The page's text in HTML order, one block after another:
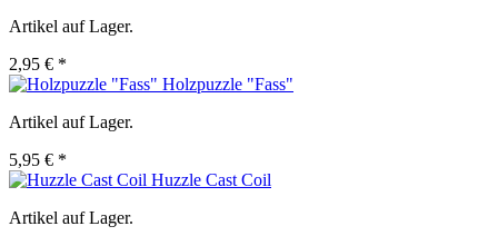
Artikel auf Lager.
2,95 € *
Holzpuzzle "Fass"
Artikel auf Lager.
5,95 € *
Huzzle Cast Coil
Artikel auf Lager.